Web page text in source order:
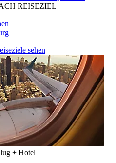
REISEZIEL
sehen
+ Hotel